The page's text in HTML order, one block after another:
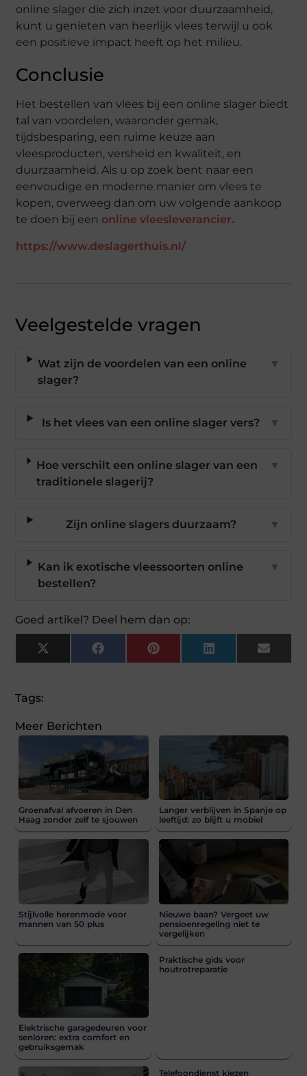
online slager die zich inzet voor duurzaamheid,
kunt u genieten van heerlijk vlees terwijl u ook
een positieve impact heeft op het milieu.
Conclusie
Het bestellen van vlees bij een online slager biedt
tal van voordelen, waaronder gemak,
tijdsbesparing, een ruime keuze aan
vleesproducten, versheid en kwaliteit, en
duurzaamheid. Als u op zoek bent naar een
eenvoudige en moderne manier om vlees te
kopen, overweeg dan om uw volgende aankoop
te doen bij een online vleesleverancier.
https://www.deslagerthuis.nl/
Veelgestelde vragen
Wat zijn de voordelen van een online
slager?
▼
Is het vlees van een online slager vers? ▼
Hoe verschilt een online slager van een
traditionele slagerij?
▼
Zijn online slagers duurzaam? ▼
Kan ik exotische vleessoorten online
bestellen?
▼
Goed artikel? Deel hem dan op:
X
(Twitter)
FacebookPinterestLinkedIn Email
Tags:
Meer Berichten
Groenafval afvoeren in Den
Haag zonder zelf te sjouwen
Langer verblijven in Spanje op
leeftijd: zo blijft u mobiel
Stijlvolle herenmode voor
mannen van 50 plus
Nieuwe baan? Vergeet uw
pensioenregeling niet te
vergelijken
Elektrische garagedeuren voor
senioren: extra comfort en
gebruiksgemak
Praktische gids voor
houtrotreparatie
Telefoondienst kiezen